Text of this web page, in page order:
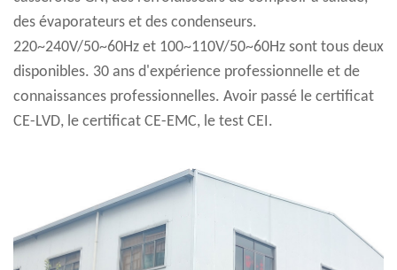
des évaporateurs et des condenseurs.
220~240V/50~60Hz et 100~110V/50~60Hz sont tous deux
disponibles. 30 ans d'expérience professionnelle et de
connaissances professionnelles. Avoir passé le certificat
CE-LVD, le certificat CE-EMC, le test CEI.